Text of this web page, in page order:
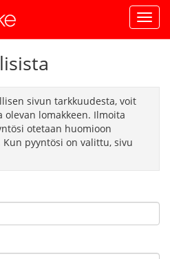
sivun tarkkuudesta, voit
lomakkeen. Ilmoita
otetaan huomioon
pyyntösi on valittu, sivu